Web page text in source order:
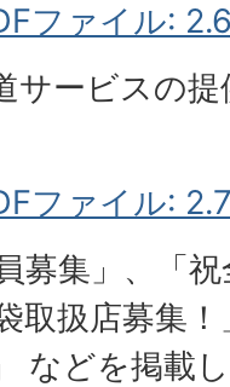
ファイル:
サービスの
ファイル:
募集」、「
取扱店募集
などを掲載